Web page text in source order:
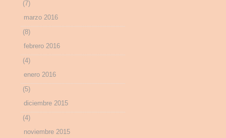
(7)
marzo 2016
(8)
febrero 2016
(4)
enero 2016
(5)
diciembre 2015
(4)
noviembre 2015